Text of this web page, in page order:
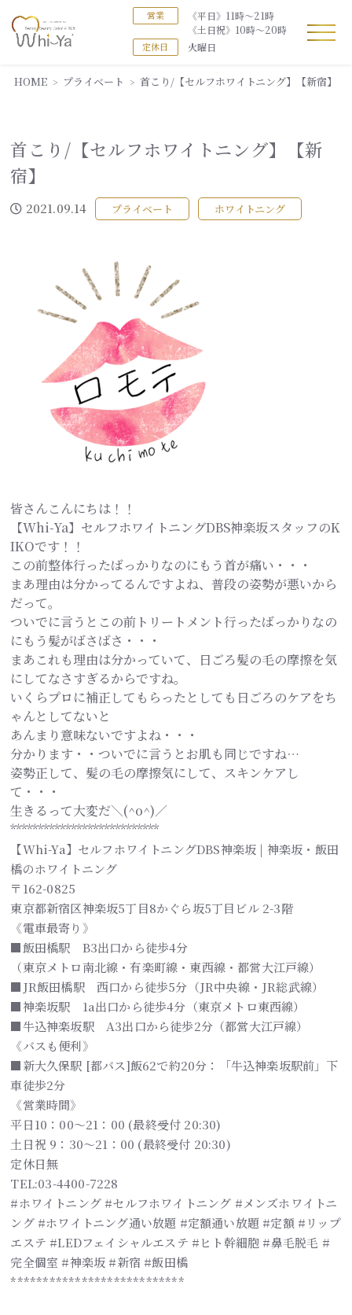
営業
《平日》11時～21時
《土日祝》10時～20時
定休日 火曜日
HOME プライベート 首こり/【セルフホワイトニング】【新宿】
首こり/【セルフホワイトニング】【新
宿】
2021.09.14 プライベート ホワイトニング
皆さんこんにちは！！
【Whi-Ya】セルフホワイトニングDBS神楽坂スタッフのK
IKOです！！
この前整体行ったばっかりなのにもう首が痛い・・・
まあ理由は分かってるんですよね、普段の姿勢が悪いから
だって。
ついでに言うとこの前トリートメント行ったばっかりなの
にもう髪がばさばさ・・・
まあこれも理由は分かっていて、日ごろ髪の毛の摩擦を気
にしてなさすぎるからですね。
いくらプロに補正してもらったとしても日ごろのケアをち
ゃんとしてないと
あんまり意味ないですよね・・・
分かります・・ついでに言うとお肌も同じですね…
姿勢正して、髪の毛の摩擦気にして、スキンケアし
て・・・
生きるって大変だ＼(^o^)／
***************************
【Whi-Ya】セルフホワイトニングDBS神楽坂 | 神楽坂・飯田
橋のホワイトニング
〒162-0825
東京都新宿区神楽坂5丁目8かぐら坂5丁目ビル 2-3階
《電車最寄り》
■飯田橋駅 B3出口から徒歩4分
（東京メトロ南北線・有楽町線・東西線・都営大江戸線）
■JR飯田橋駅 西口から徒歩5分（JR中央線・JR総武線）
■神楽坂駅 1a出口から徒歩4分（東京メトロ東西線）
■牛込神楽坂駅 A3出口から徒歩2分（都営大江戸線）
《バスも便利》
■新大久保駅 [都バス]飯62で約20分：「牛込神楽坂駅前」下
車徒歩2分
《営業時間》
平日10：00～21：00 (最終受付 20:30)
土日祝 9：30～21：00 (最終受付 20:30)
定休日無
TEL:03-4400-7228
#ホワイトニング #セルフホワイトニング #メンズホワイトニ
ング #ホワイトニング通い放題 #定額通い放題 #定額 #リップ
エステ #LEDフェイシャルエステ #ヒト幹細胞 #鼻毛脱毛 #
完全個室 #神楽坂 #新宿 #飯田橋
***************************